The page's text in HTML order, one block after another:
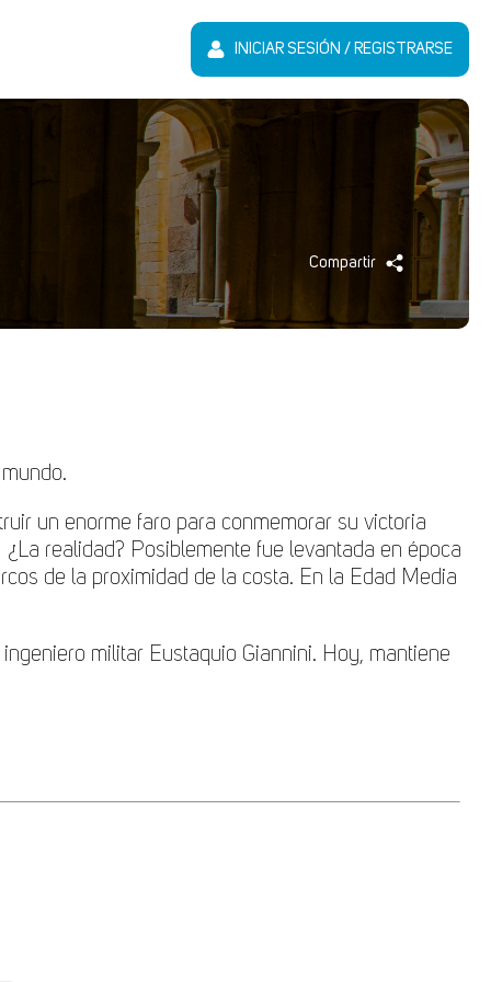
INICIAR SESIÓN / REGISTRARSE
Compartir
un enorme faro para conmemorar su victoria
realidad? Posiblemente fue levantada en época
de la proximidad de la costa. En la Edad Media
militar Eustaquio Giannini. Hoy, mantiene